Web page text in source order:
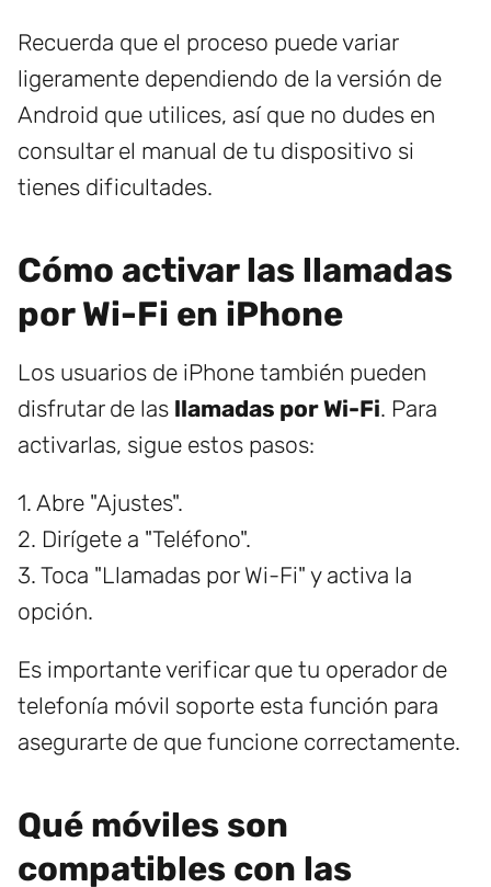
Recuerda que el proceso puede variar
ligeramente dependiendo de la versión de
Android que utilices, así que no dudes en
consultar el manual de tu dispositivo si
tienes dificultades.
Cómo activar las llamadas
por Wi-Fi en iPhone
Los usuarios de iPhone también pueden
disfrutar de las llamadas por Wi-Fi. Para
activarlas, sigue estos pasos:
1. Abre "Ajustes".
2. Dirígete a "Teléfono".
3. Toca "Llamadas por Wi-Fi" y activa la
opción.
Es importante verificar que tu operador de
telefonía móvil soporte esta función para
asegurarte de que funcione correctamente.
Qué móviles son
compatibles con las